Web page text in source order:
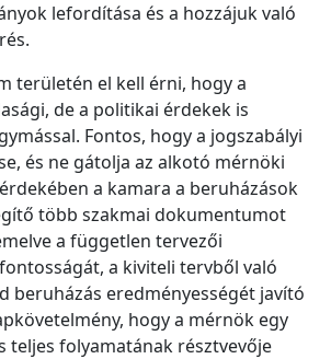
lefordítása és a hozzájuk való
területén el kell érni, hogy a
de a politikai érdekek is
Fontos, hogy a jogszabályi
és ne gátolja az alkotó mérnöki
a kamara a beruházások
több szakmai dokumentumot
a független tervezői
a kiviteli tervből való
beruházás eredményességét javító
hogy a mérnök egy
teljes folyamatának résztvevője